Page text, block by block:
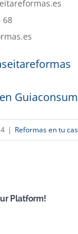
68
| Reformas en tu
Platform!